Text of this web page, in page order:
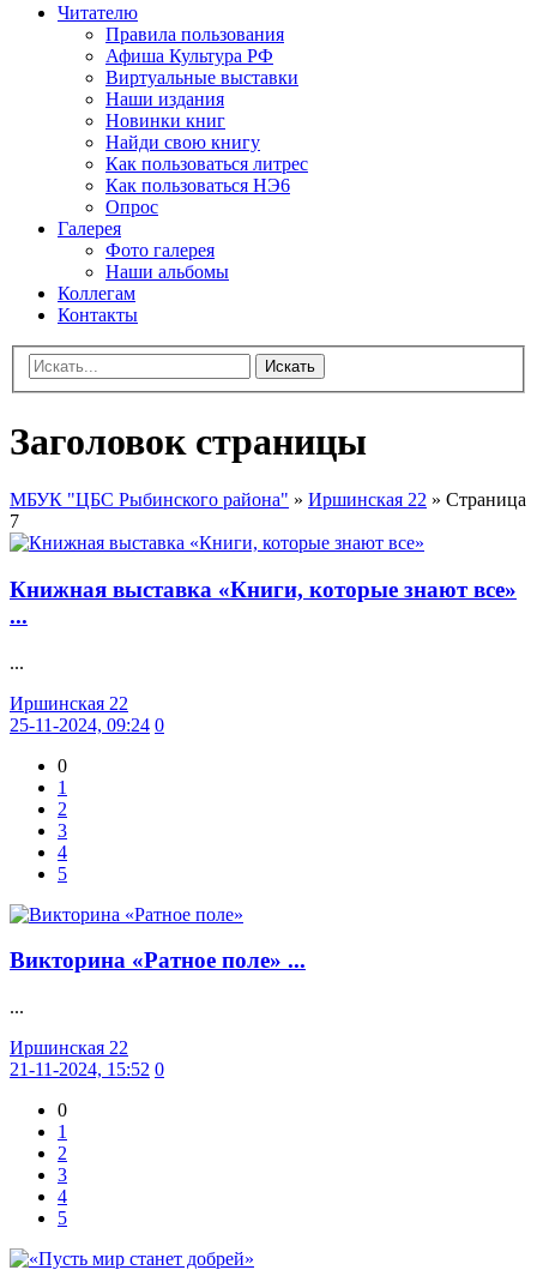
Читателю
Правила пользования
Афиша Культура РФ
Виртуальные выставки
Наши издания
Новинки книг
Найди свою книгу
Как пользоваться литрес
Как пользоваться НЭ6
Опрос
Галерея
Фото галерея
Наши альбомы
Коллегам
Контакты
Искать
Заголовок страницы
МБУК "ЦБС Рыбинского района" » Иршинская 22 » Страница
7
Книжная выставка «Книги, которые знают все»
...
...
Иршинская 22
25-11-2024, 09:24 0
0
1
2
3
4
5
Викторина «Ратное поле» ...
...
Иршинская 22
21-11-2024, 15:52 0
0
1
2
3
4
5